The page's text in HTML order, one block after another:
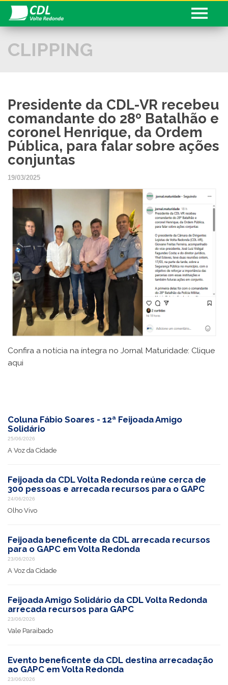
Conheça a CDL
Associado
Fale com a CDL
Sua História!
Seja Associado
Cadastre seu Currículo
CLIPPING
Presidente da CDL-VR recebeu
comandante do 28º Batalhão e
coronel Henrique, da Ordem
Pública, para falar sobre ações
conjuntas
19/03/2025
Confira a notícia na íntegra no Jornal Maturidade: Clique
aqui
Coluna Fábio Soares - 12ª Feijoada Amigo
Solidário
25/06/2026
A Voz da Cidade
Feijoada da CDL Volta Redonda reúne cerca de
300 pessoas e arrecada recursos para o GAPC
24/06/2026
Olho Vivo
Feijoada beneficente da CDL arrecada recursos
para o GAPC em Volta Redonda
23/06/2026
A Voz da Cidade
Feijoada Amigo Solidário da CDL Volta Redonda
arrecada recursos para GAPC
23/06/2026
Vale Paraibado
Evento beneficente da CDL destina arrecadação
ao GAPC em Volta Redonda
23/06/2026